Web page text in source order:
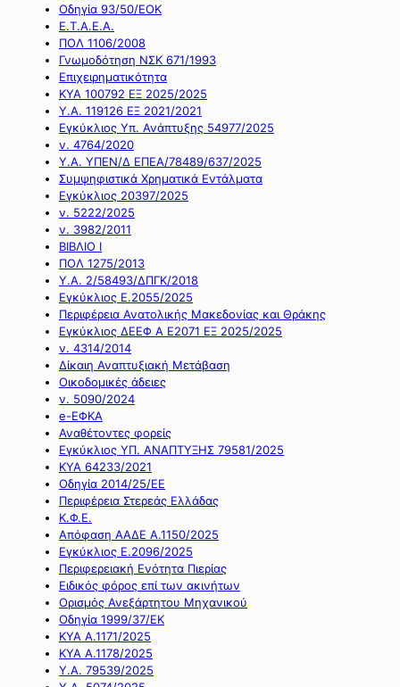
Οδηγία 93/50/ΕΟΚ
Ε.Τ.Α.Ε.Α.
ΠΟΛ 1106/2008
Γνωμοδότηση ΝΣΚ 671/1993
Επιχειρηματικότητα
ΚΥΑ 100792 ΕΞ 2025/2025
Υ.Α. 119126 ΕΞ 2021/2021
Εγκύκλιος Υπ. Ανάπτυξης 54977/2025
ν. 4764/2020
Υ.Α. ΥΠΕΝ/Δ ΕΠΕΑ/78489/637/2025
Συμψηφιστικά Χρηματικά Εντάλματα
Εγκύκλιος 20397/2025
ν. 5222/2025
ν. 3982/2011
ΒΙΒΛΙΟ Ι
ΠΟΛ 1275/2013
Υ.Α. 2/58493/ΔΠΓΚ/2018
Εγκύκλιος Ε.2055/2025
Περιφέρεια Ανατολικής Μακεδονίας και Θράκης
Εγκύκλιος ΔΕΕΦ Α Ε2071 ΕΞ 2025/2025
ν. 4314/2014
Δίκαιη Αναπτυξιακή Μετάβαση
Οικοδομικές άδειες
ν. 5090/2024
e-ΕΦΚΑ
Αναθέτοντες φορείς
Εγκύκλιος ΥΠ. ΑΝΑΠΤΥΞΗΣ 79581/2025
ΚΥΑ 64233/2021
Οδηγία 2014/25/ΕΕ
Περιφέρεια Στερεάς Ελλάδας
Κ.Φ.Ε.
Απόφαση ΑΑΔΕ Α.1150/2025
Εγκύκλιος Ε.2096/2025
Περιφερειακή Ενότητα Πιερίας
Ειδικός φόρος επί των ακινήτων
Ορισμός Ανεξάρτητου Μηχανικού
Οδηγία 1999/37/ΕΚ
ΚΥΑ Α.1171/2025
ΚΥΑ Α.1178/2025
Υ.Α. 79539/2025